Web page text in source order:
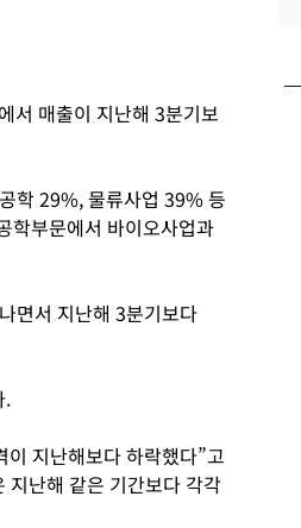
서 매출이 지난해 3분기보
학 29%, 물류사업 39% 등
학부문에서 바이오사업과
면서 지난해 3분기보다
.
지난해보다 하락했다”고
난해 같은 기간보다 각각